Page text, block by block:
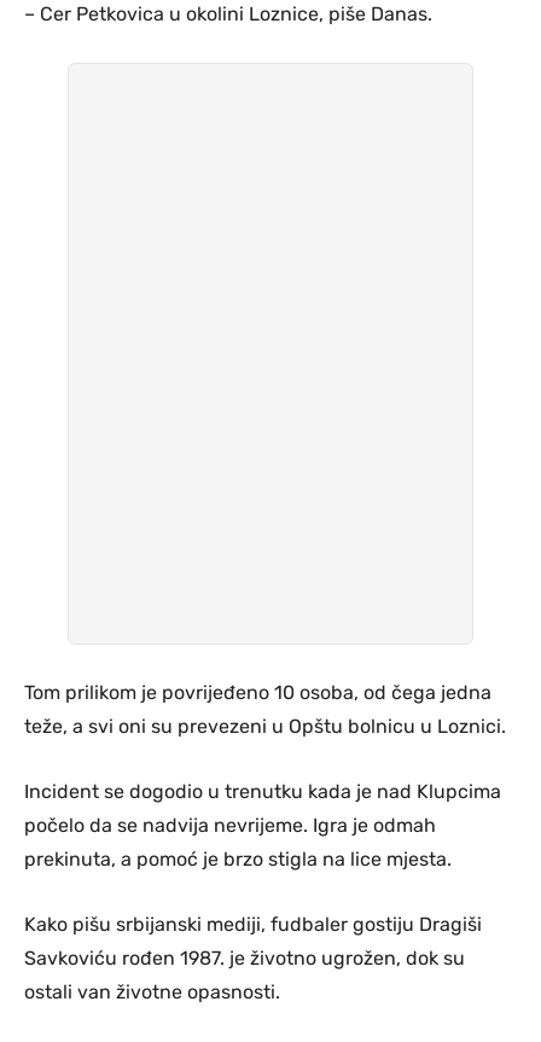
– Cer Petkovica u okolini Loznice, piše Danas.
Tom prilikom je povrijeđeno 10 osoba, od čega jedna
teže, a svi oni su prevezeni u Opštu bolnicu u Loznici.
Incident se dogodio u trenutku kada je nad Klupcima
počelo da se nadvija nevrijeme. Igra je odmah
prekinuta, a pomoć je brzo stigla na lice mjesta.
Kako pišu srbijanski mediji, fudbaler gostiju Dragiši
Savkoviću rođen 1987. je životno ugrožen, dok su
ostali van životne opasnosti.